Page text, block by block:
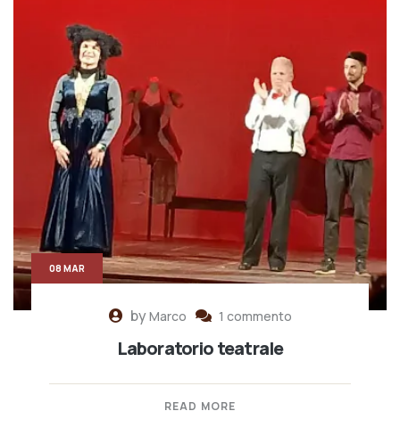
byMarco 1 commento
Laboratorio teatrale
READ MORE
08 MAR